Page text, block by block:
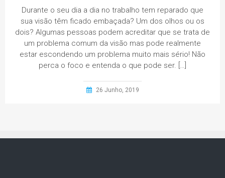
Durante o seu dia a dia no trabalho tem reparado que
sua visão têm ficado embaçada? Um dos olhos ou os
dois? Algumas pessoas podem acreditar que se trata de
um problema comum da visão mas pode realmente
estar escondendo um problema muito mais sério! Não
perca o foco e entenda o que pode ser. […]
26 Junho, 2019